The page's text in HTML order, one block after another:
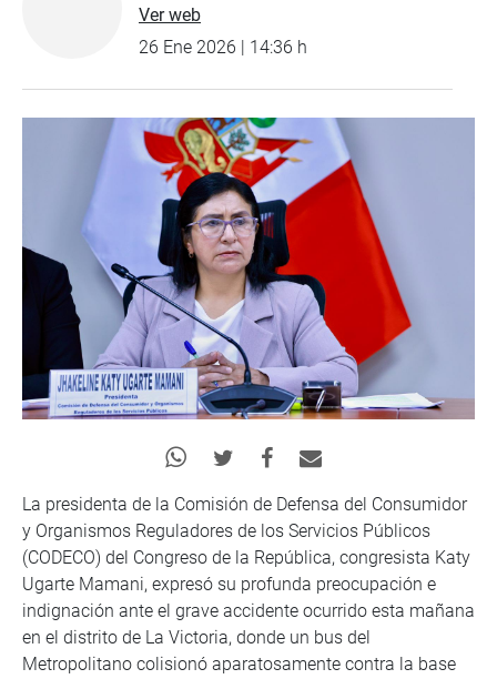
Ver web
26 Ene 2026 | 14:36 h
La presidenta de la Comisión de Defensa del Consumidor
y Organismos Reguladores de los Servicios Públicos
(CODECO) del Congreso de la República, congresista Katy
Ugarte Mamani, expresó su profunda preocupación e
indignación ante el grave accidente ocurrido esta mañana
en el distrito de La Victoria, donde un bus del
Metropolitano colisionó aparatosamente contra la base